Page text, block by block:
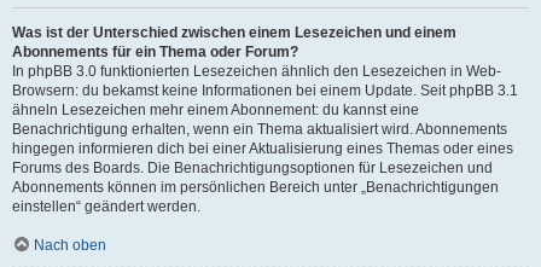
Was ist der Unterschied zwischen einem Lesezeichen und einem
Abonnements für ein Thema oder Forum?
In phpBB 3.0 funktionierten Lesezeichen ähnlich den Lesezeichen in Web-
Browsern: du bekamst keine Informationen bei einem Update. Seit phpBB 3.1
ähneln Lesezeichen mehr einem Abonnement: du kannst eine
Benachrichtigung erhalten, wenn ein Thema aktualisiert wird. Abonnements
hingegen informieren dich bei einer Aktualisierung eines Themas oder eines
Forums des Boards. Die Benachrichtigungsoptionen für Lesezeichen und
Abonnements können im persönlichen Bereich unter „Benachrichtigungen
einstellen“ geändert werden.
Nach oben